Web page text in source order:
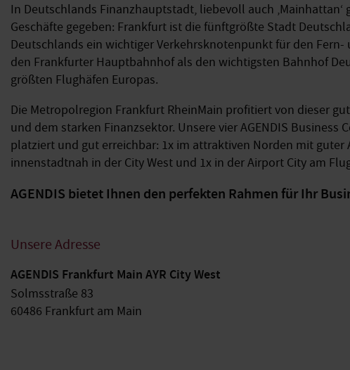
In Deutschlands Finanzhauptstadt, liebevoll auch
Geschäfte gegeben: Frankfurt ist die fünftgrößte Stadt
Deutschlands ein wichtiger Verkehrsknotenpunkt für den
den Frankfurter Hauptbahnhof als den wichtigsten Bahnhof
größten Flughäfen Europas.
Die Metropolregion Frankfurt RheinMain profitiert von dieser
und dem starken Finanzsektor. Unsere vier AGENDIS
platziert und gut erreichbar: 1x im attraktiven Norden mit
innenstadtnah in der City West und 1x in der Airport City am
AGENDIS bietet Ihnen den perfekten Rahmen für Ihr
Unsere Adresse
AGENDIS Frankfurt Main AYR City West
Solmsstraße 83
60486 Frankfurt am Main